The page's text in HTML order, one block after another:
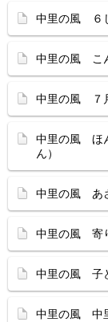
中里の風 ６
中里の風 こ
中里の風 ７
中里の風 ほ
ん）
中里の風 あ
中里の風 寄
中里の風 子
中里の風 中